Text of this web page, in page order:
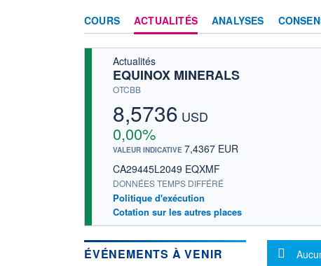
COURS ACTUALITÉS ANALYSES
Actualités
EQUINOX MINERALS
OTCBB
8,5736 USD
0,00%
VALEUR INDICATIVE 7,4367 EUR
CA29445L2049 EQXMF
DONNÉES TEMPS DIFFÉRÉ
Politique d'exécution
Cotation sur les autres places
ÉVÉNEMENTS À VENIR